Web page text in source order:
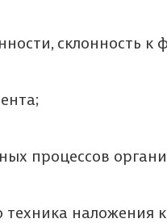
склонность
процессов
техника наложения